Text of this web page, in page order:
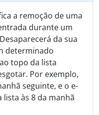
a remoção de uma
durante um
da sua
determinado
topo da lista
Por exemplo,
seguinte, e o e-
às 8 da manhã